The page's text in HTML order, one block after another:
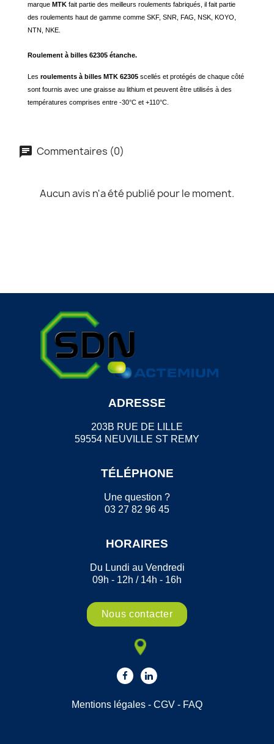
marque MTK fait partie des meilleurs roulements fabriqués, il fait partie
des roulements haut de gamme comme SKF, SNR, FAG, NSK, KOYO,
NTN, NKE.
Roulement à billes 62305 étanche.
Les roulements à billes MTK 62305 scellés et protégés de chaque côté
sont fournis avec une graisse au lithium et peuvent être utilisés à des
températures comprises entre -30°C et +110°C.
Commentaires (0)
Aucun avis n'a été publié pour le moment.
ADRESSE
203B RUE DE LILLE
59554 NEUVILLE ST REMY
TÉLÉPHONE
Une question ?
03 27 82 96 45
HORAIRES
Du Lundi au Vendredi
09h - 12h / 14h - 16h
Nous contacter
Mentions légales - CGV - FAQ